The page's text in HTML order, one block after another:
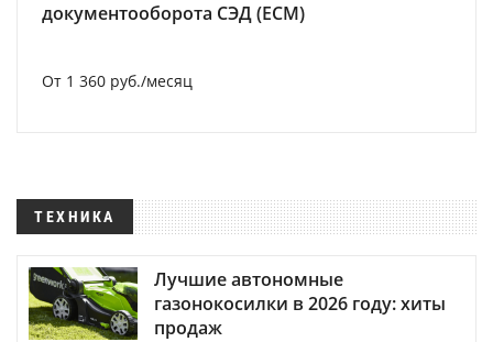
документооборота СЭД (ECM)
От 1 360 руб./месяц
ТЕХНИКА
Лучшие автономные
газонокосилки в 2026 году: хиты
продаж